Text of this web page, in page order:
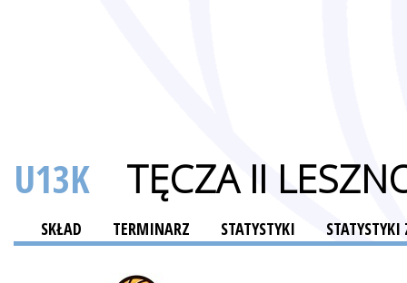
U13K TĘCZA II
SKŁAD TERMINARZ STATYSTYKI